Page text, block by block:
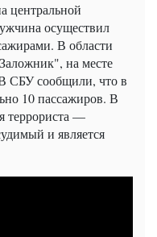
центральной
осуществил
В области
на месте
СБУ сообщили, что в
10 пассажиров. В
террориста —
и является